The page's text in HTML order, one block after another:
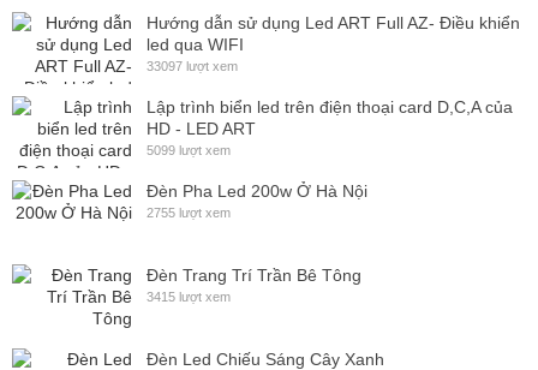
Hướng dẫn sử dụng Led ART Full AZ- Điều khiển
led qua WIFI
33097 lượt xem
Lập trình biển led trên điện thoại card D,C,A của
HD - LED ART
5099 lượt xem
Đèn Pha Led 200w Ở Hà Nội
2755 lượt xem
Đèn Trang Trí Trần Bê Tông
3415 lượt xem
Đèn Led Chiếu Sáng Cây Xanh